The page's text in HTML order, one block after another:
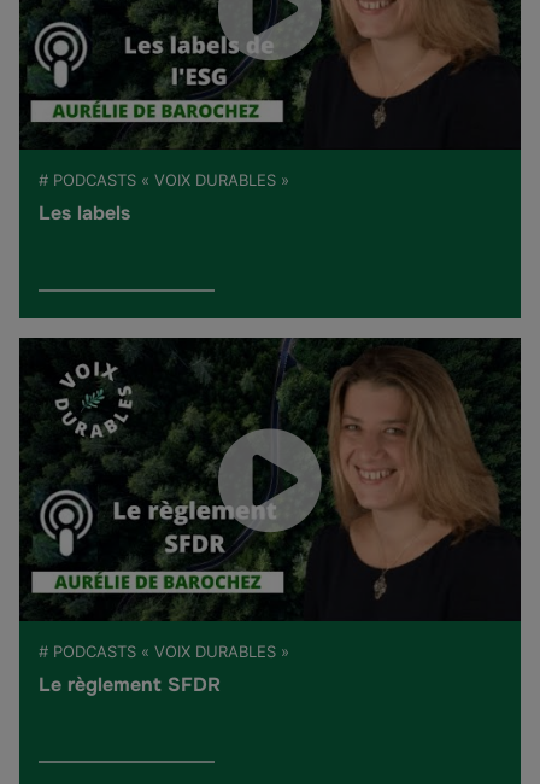
# PODCASTS « VOIX DURABLES »
Les labels
# PODCASTS « VOIX DURABLES »
Le règlement SFDR